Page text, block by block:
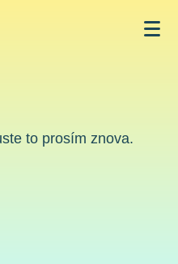
to prosím znova.